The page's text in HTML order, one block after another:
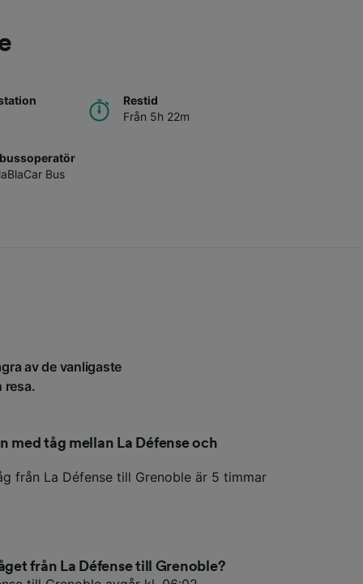
Restid
Från 5h 22m
Bus
av de vanligaste
resa.
med tåg mellan La Défense och
från La Défense till Grenoble är 5 timmar
från La Défense till Grenoble?